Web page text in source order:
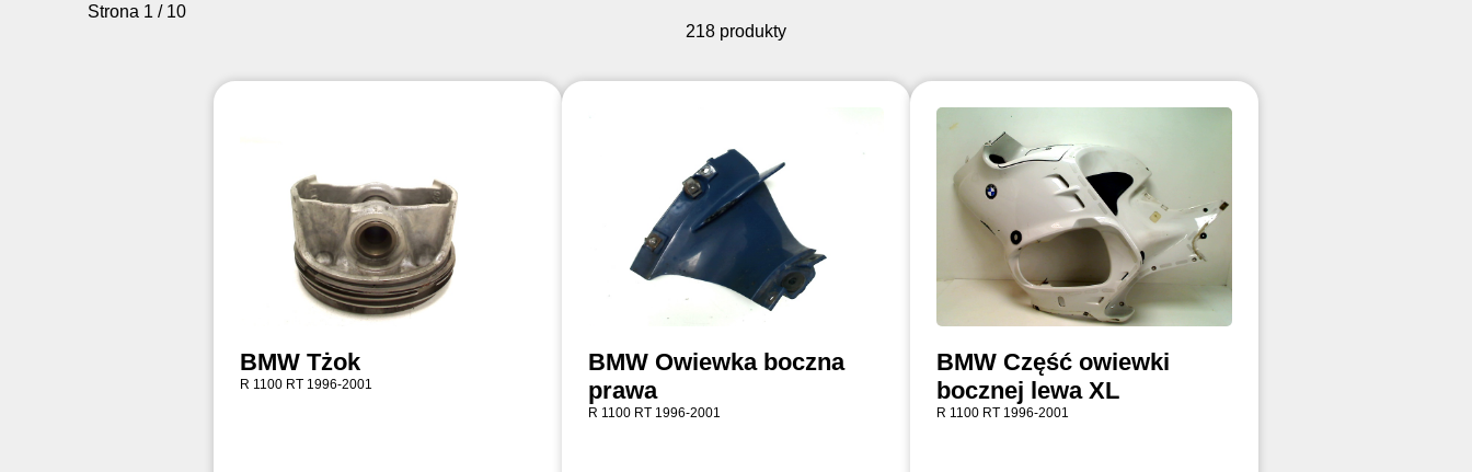
Strona 1 / 10
218 produkty
BMW Tżok
R 1100 RT 1996-2001
BMW Owiewka boczna
prawa
R 1100 RT 1996-2001
BMW Część owiewki
bocznej lewa XL
R 1100 RT 1996-2001